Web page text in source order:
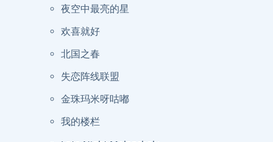
夜空中最亮的星
欢喜就好
北国之春
失恋阵线联盟
金珠玛米呀咕嘟
我的楼栏